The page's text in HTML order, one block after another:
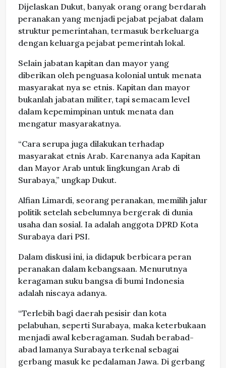
Dijelaskan Dukut, banyak orang orang berdarah
peranakan yang menjadi pejabat pejabat dalam
struktur pemerintahan, termasuk berkeluarga
dengan keluarga pejabat pemerintah lokal.
Selain jabatan kapitan dan mayor yang
diberikan oleh penguasa kolonial untuk menata
masyarakat nya se etnis. Kapitan dan mayor
bukanlah jabatan militer, tapi semacam level
dalam kepemimpinan untuk menata dan
mengatur masyarakatnya.
“Cara serupa juga dilakukan terhadap
masyarakat etnis Arab. Karenanya ada Kapitan
dan Mayor Arab untuk lingkungan Arab di
Surabaya,” ungkap Dukut.
Alfian Limardi, seorang peranakan, memilih jalur
politik setelah sebelumnya bergerak di dunia
usaha dan sosial. Ia adalah anggota DPRD Kota
Surabaya dari PSI.
Dalam diskusi ini, ia didapuk berbicara peran
peranakan dalam kebangsaan. Menurutnya
keragaman suku bangsa di bumi Indonesia
adalah niscaya adanya.
“Terlebih bagi daerah pesisir dan kota
pelabuhan, seperti Surabaya, maka keterbukaan
menjadi awal keberagaman. Sudah berabad-
abad lamanya Surabaya terkenal sebagai
gerbang masuk ke pedalaman Jawa. Di gerbang